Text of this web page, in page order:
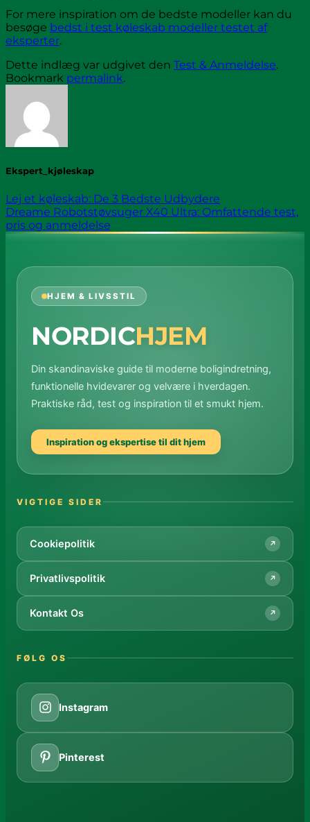
For mere inspiration om de bedste modeller kan du
besøge bedst i test køleskab modeller testet af
eksperter.
Dette indlæg var udgivet den Test & Anmeldelse.
Bookmark permalink.
Ekspert_kjøleskap
Lej et køleskab: De 3 Bedste Udbydere
Dreame Robotstøvsuger X40 Ultra: Omfattende test,
pris og anmeldelse
HJEM & LIVSSTIL
NORDICHJEM
Din skandinaviske guide til moderne boligindretning,
funktionelle hvidevarer og velvære i hverdagen.
Praktiske råd, test og inspiration til et smukt hjem.
Inspiration og ekspertise til dit hjem
VIGTIGE SIDER
Cookiepolitik ↗
Privatlivspolitik ↗
Kontakt Os ↗
FØLG OS
Instagram
Pinterest